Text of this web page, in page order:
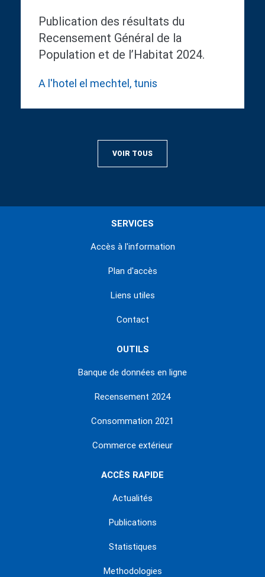
Publication des résultats du
Recensement Général de la
Population et de l’Habitat 2024.
A l'hotel el mechtel, tunis
VOIR TOUS
SERVICES
Accès à l'information
Plan d'accès
Liens utiles
Contact
OUTILS
Banque de données en ligne
Recensement 2024
Consommation 2021
Commerce extérieur
ACCÈS RAPIDE
Actualités
Publications
Statistiques
Methodologies